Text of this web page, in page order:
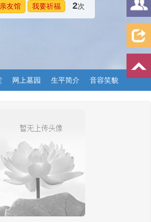
友馆 我要祈福 2次
网上墓园 生平简介 音容笑貌